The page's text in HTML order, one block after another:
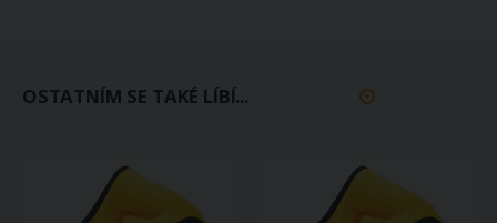
OSTATNÍM SE TAKÉ LÍBÍ...